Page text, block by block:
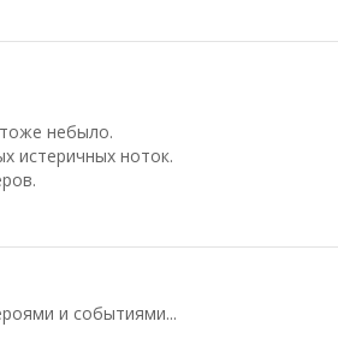
небыло.
истеричных ноток.
и событиями...